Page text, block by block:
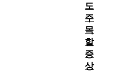
도
주
목
할
증
상